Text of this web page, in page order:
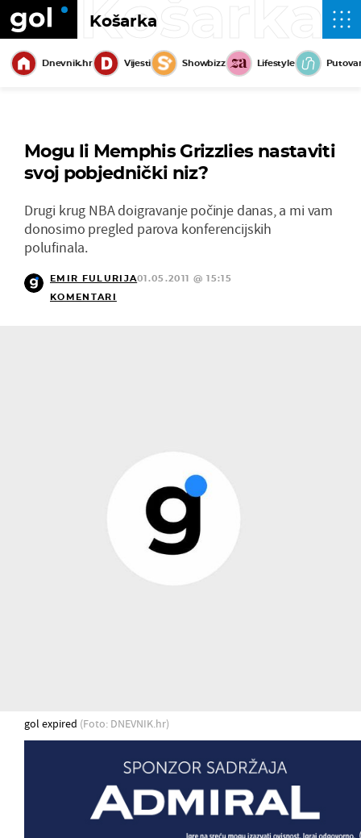
Košarka
Košarka
Dnevnik.hr Vijesti Showbizz Lifestyle
Mogu li Memphis Grizzlies nastaviti
svoj pobjednički niz?
Drugi krug NBA doigravanje počinje danas, a mi vam
donosimo pregled parova konferencijskih
polufinala.
EMIR FULURIJA01.05.2011 @ 15:15
KOMENTARI
gol expired (Foto: DNEVNIK.hr)